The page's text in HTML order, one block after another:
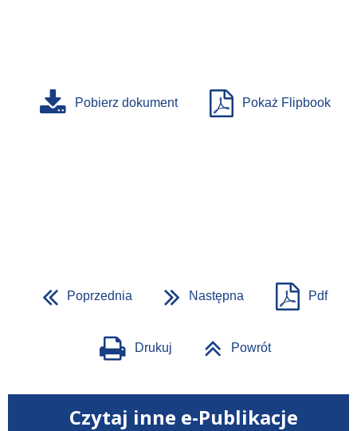
Pobierz dokument Pokaż Flipbook
Poprzednia Następna Pdf
Drukuj Powrót
Czytaj inne e-Publikacje